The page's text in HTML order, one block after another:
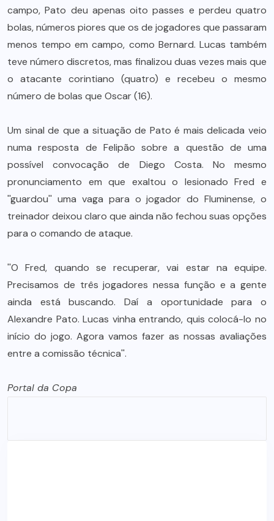
campo, Pato deu apenas oito passes e perdeu quatro
bolas, números piores que os de jogadores que passaram
menos tempo em campo, como Bernard. Lucas também
teve número discretos, mas finalizou duas vezes mais que
o atacante corintiano (quatro) e recebeu o mesmo
número de bolas que Oscar (16).
Um sinal de que a situação de Pato é mais delicada veio
numa resposta de Felipão sobre a questão de uma
possível convocação de Diego Costa. No mesmo
pronunciamento em que exaltou o lesionado Fred e
''guardou'' uma vaga para o jogador do Fluminense, o
treinador deixou claro que ainda não fechou suas opções
para o comando de ataque.
''O Fred, quando se recuperar, vai estar na equipe.
Precisamos de três jogadores nessa função e a gente
ainda está buscando. Daí a oportunidade para o
Alexandre Pato. Lucas vinha entrando, quis colocá-lo no
início do jogo. Agora vamos fazer as nossas avaliações
entre a comissão técnica''.
Portal da Copa